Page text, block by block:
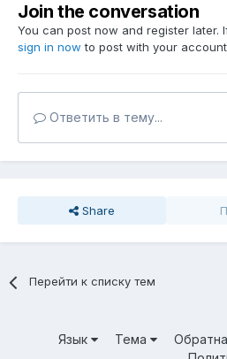
Join the conversation
You can post now and register later.
sign in now to post with your
Ответить в тему...
Share
Перейти к списку тем
Язык Тема